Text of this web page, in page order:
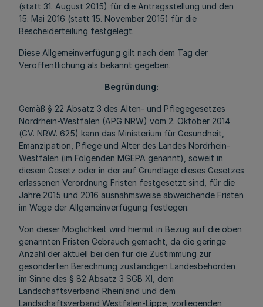
(statt 31. August 2015) für die Antragsstellung und den
15. Mai 2016 (statt 15. November 2015) für die
Bescheiderteilung festgelegt.
Diese Allgemeinverfügung gilt nach dem Tag der
Veröffentlichung als bekannt gegeben.
Begründung:
Gemäß § 22 Absatz 3 des Alten- und Pflegegesetzes
Nordrhein-Westfalen (APG NRW) vom 2. Oktober 2014
(GV. NRW. 625) kann das Ministerium für Gesundheit,
Emanzipation, Pflege und Alter des Landes Nordrhein-
Westfalen (im Folgenden MGEPA genannt), soweit in
diesem Gesetz oder in der auf Grundlage dieses Gesetzes
erlassenen Verordnung Fristen festgesetzt sind, für die
Jahre 2015 und 2016 ausnahmsweise abweichende Fristen
im Wege der Allgemeinverfügung festlegen.
Von dieser Möglichkeit wird hiermit in Bezug auf die oben
genannten Fristen Gebrauch gemacht, da die geringe
Anzahl der aktuell bei den für die Zustimmung zur
gesonderten Berechnung zuständigen Landesbehörden
im Sinne des § 82 Absatz 3 SGB XI, dem
Landschaftsverband Rheinland und dem
Landschaftsverband Westfalen-Lippe, vorliegenden